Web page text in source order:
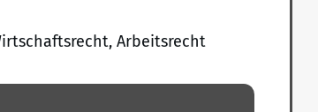
Arbeitsrecht